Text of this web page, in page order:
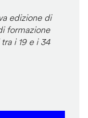
edizione di
formazione
i 19 e i 34